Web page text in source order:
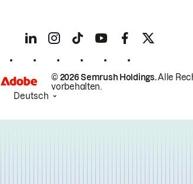
© 2026 Semrush Holdings.Alle
vorbehalten.
Deutsch